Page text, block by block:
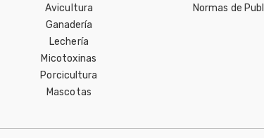
Avicultura
Ganadería
Lechería
Micotoxinas
Porcicultura
Mascotas
Normas de